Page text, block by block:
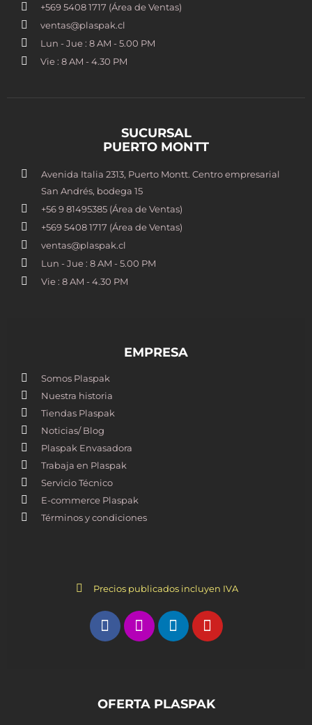
+569 5408 1717 (Área de Ventas)
ventas@plaspak.cl
Lun - Jue : 8 AM - 5.00 PM
Vie : 8 AM - 4.30 PM
SUCURSAL
PUERTO MONTT
Avenida Italia 2313, Puerto Montt. Centro empresarial
San Andrés, bodega 15
+56 9 81495385 (Área de Ventas)
+569 5408 1717 (Área de Ventas)
ventas@plaspak.cl
Lun - Jue : 8 AM - 5.00 PM
Vie : 8 AM - 4.30 PM
EMPRESA
Somos Plaspak
Nuestra historia
Tiendas Plaspak
Noticias/ Blog
Plaspak Envasadora
Trabaja en Plaspak
Servicio Técnico
E-commerce Plaspak
Términos y condiciones
Precios publicados incluyen IVA
OFERTA PLASPAK